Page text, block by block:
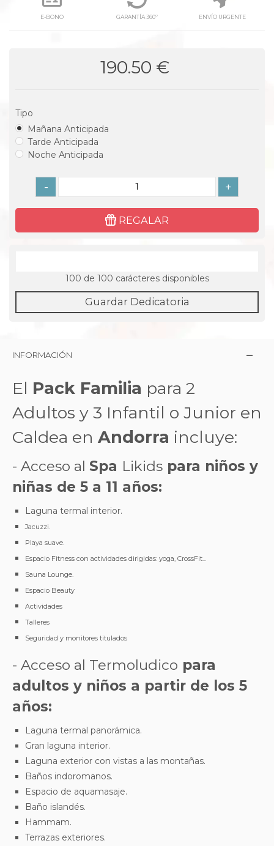
E-BONO GARANTÍA 360º ENVÍO URGENTE
190.50 €
Tipo
Mañana Anticipada
Tarde Anticipada
Noche Anticipada
- +
REGALAR
100 de 100 carácteres disponibles
Guardar Dedicatoria
INFORMACIÓN
El Pack Familia para 2
Adultos y 3 Infantil o Junior en
Caldea en Andorra incluye:
- Acceso al Spa Likids para niños y
niñas de 5 a 11 años:
Laguna termal interior.
Jacuzzi.
Playa suave.
Espacio Fitness con actividades dirigidas: yoga, CrossFit...
Sauna Lounge.
Espacio Beauty
Actividades
Talleres
Seguridad y monitores titulados
- Acceso al Termoludico para
adultos y niños a partir de los 5
años:
Laguna termal panorámica.
Gran laguna interior.
Laguna exterior con vistas a las montañas.
Baños indoromanos.
Espacio de aquamasaje.
Baño islandés.
Hammam.
Terrazas exteriores.